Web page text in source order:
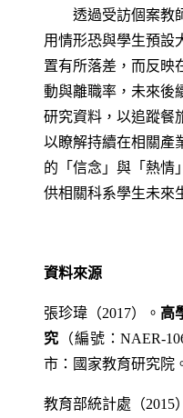
透過受訪個案教師
用情形恐與學生預設
置有所落差，而反映
動與離職率，未來後
研究資料，以追蹤餐
以瞭解持續在相關產
的「信念」與「熱情
供相關科系學生未來
資料來源
張珍瑋（2017）。 高
究 （編號：NAER-
市：國家教育研究院
教育部統計處（2015